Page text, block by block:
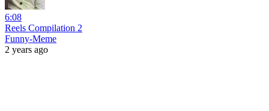
6:08
Reels Compilation 2
Funny-Meme
2 years ago